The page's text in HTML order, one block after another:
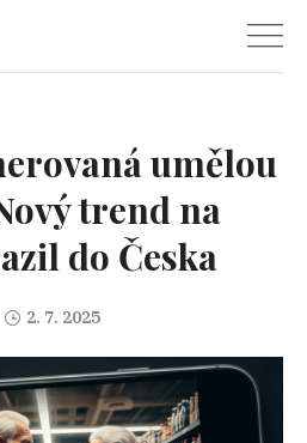
umělou
trend na
do Česka
2. 7. 2025